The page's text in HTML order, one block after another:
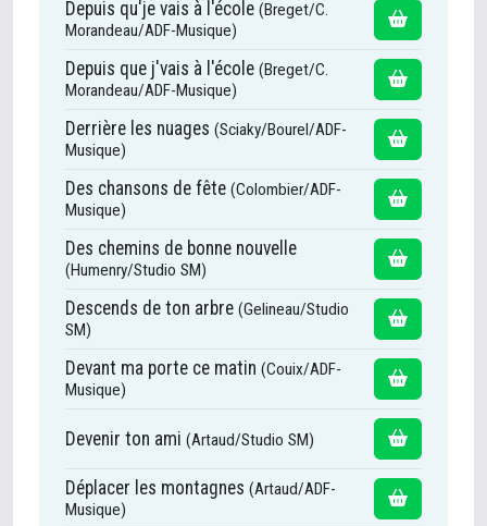
Depuis qu'je vais à l'école (Breget/C.
Morandeau/ADF-Musique)
Depuis que j'vais à l'école (Breget/C.
Morandeau/ADF-Musique)
Derrière les nuages (Sciaky/Bourel/ADF-
Musique)
Des chansons de fête (Colombier/ADF-
Musique)
Des chemins de bonne nouvelle
(Humenry/Studio SM)
Descends de ton arbre (Gelineau/Studio
SM)
Devant ma porte ce matin (Couix/ADF-
Musique)
Devenir ton ami (Artaud/Studio SM)
Déplacer les montagnes (Artaud/ADF-
Musique)